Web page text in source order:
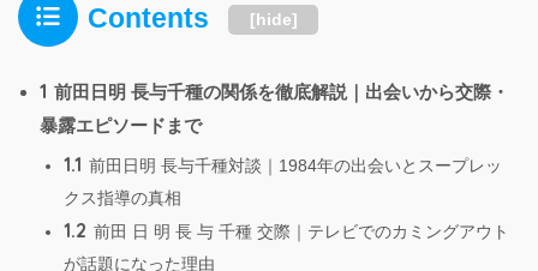
Contents [hide]
1 前田日明 長与千種の関係を徹底解説｜出会いから交際・
暴露エピソードまで
1.1 前田日明 長与千種対談｜1984年の出会いとスープレッ
クス指導の真相
1.2 前田 日 明 長 与 千種 交際｜テレビでのカミングアウト
が話題になった理由